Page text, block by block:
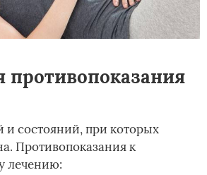
противопоказания
и состояний, при которых
Противопоказания к
лечению: